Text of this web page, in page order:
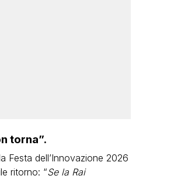
torna”.
Festa dell’Innovazione 2026
ritorno: “Se la Rai